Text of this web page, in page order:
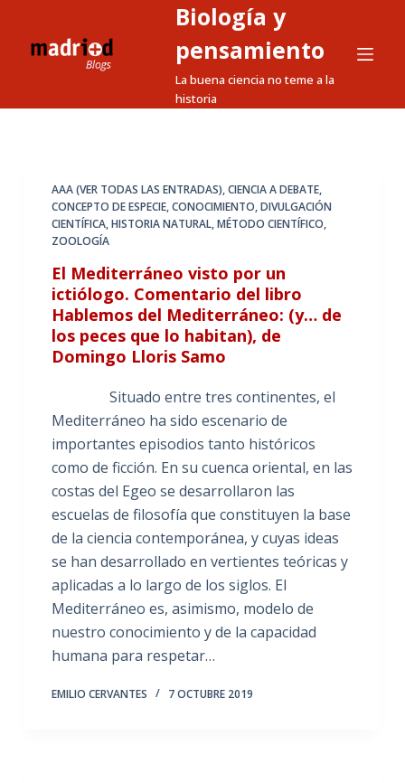
a
Biología y
pensamiento
La buena ciencia no teme a la
historia
AAA (VER TODAS LAS ENTRADAS),CIENCIA A DEBATE,
CONCEPTO DE ESPECIE,CONOCIMIENTO,DIVULGACIÓN
CIENTÍFICA,HISTORIA NATURAL,MÉTODO CIENTÍFICO,
ZOOLOGÍA
El Mediterráneo visto por un
ictiólogo. Comentario del libro
Hablemos del Mediterráneo: (y… de
los peces que lo habitan), de
Domingo Lloris Samo
Situado entre tres continentes, el
Mediterráneo ha sido escenario de
importantes episodios tanto históricos
como de ficción. En su cuenca oriental, en las
costas del Egeo se desarrollaron las
escuelas de filosofía que constituyen la base
de la ciencia contemporánea, y cuyas ideas
se han desarrollado en vertientes teóricas y
aplicadas a lo largo de los siglos. El
Mediterráneo es, asimismo, modelo de
nuestro conocimiento y de la capacidad
humana para respetar…
EMILIO CERVANTES 7 OCTUBRE 2019